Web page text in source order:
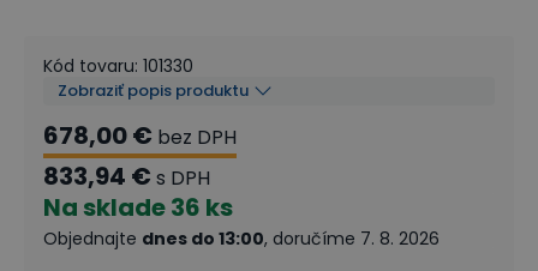
Kód tovaru: 101330
Zobraziť popis produktu
678,00 € bez DPH
833,94 € s DPH
Na sklade36 ks
Objednajte dnes do 13:00, doručíme 7. 8. 2026